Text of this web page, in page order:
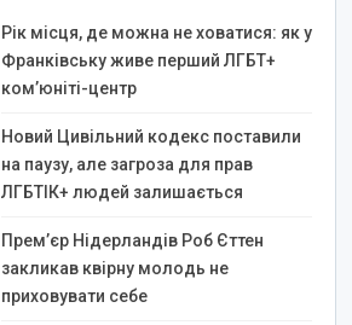
Рік місця, де можна не ховатися: як у
Франківську живе перший ЛГБТ+
ком’юніті-центр
Новий Цивільний кодекс поставили
на паузу, але загроза для прав
ЛГБТІК+ людей залишається
Прем’єр Нідерландів Роб Єттен
закликав квірну молодь не
приховувати себе